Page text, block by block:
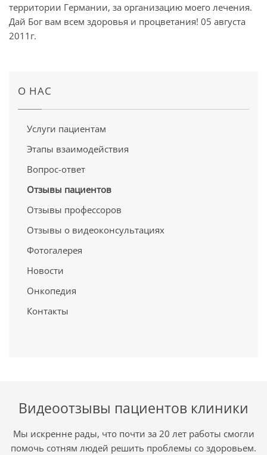
территории Германии, за организацию моего лечения.
Дай Бог вам всем здоровья и процветания! 05 августа
2011г.
О НАС
Услуги пациентам
Этапы взаимодействия
Вопрос-ответ
Отзывы пациентов
Отзывы профессоров
Отзывы о видеоконсультациях
Фотогалерея
Новости
Онкопедия
Контакты
Видеоотзывы пациентов клиники
Мы искренне рады, что почти за 20 лет работы смогли
помочь сотням людей решить проблемы со здоровьем.